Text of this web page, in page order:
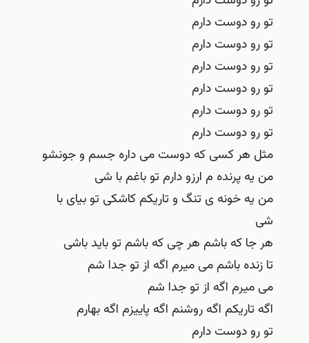
تو رو دوست دارم
تو رو دوست دارم
تو رو دوست دارم
تو رو دوست دارم
تو رو دوست دارم
تو رو دوست دارم
مثل هر کسی که دوست می داره جسم و جونشو
من یه پرنده م ارزو دارم تو باغم با شی
من یه خونه ی تنگ و تاریکم کاشکی تو بیای با
شی
هر جا که باشم هر چی که باشم تو باید باشی
تا زنده باشم می میرم اگه از تو جدا شم
می میرم اگه از تو جدا شم
اگه تاریکم اگه روشنم اگه پاییزم اگه بهارم
تو رو دوست دارم